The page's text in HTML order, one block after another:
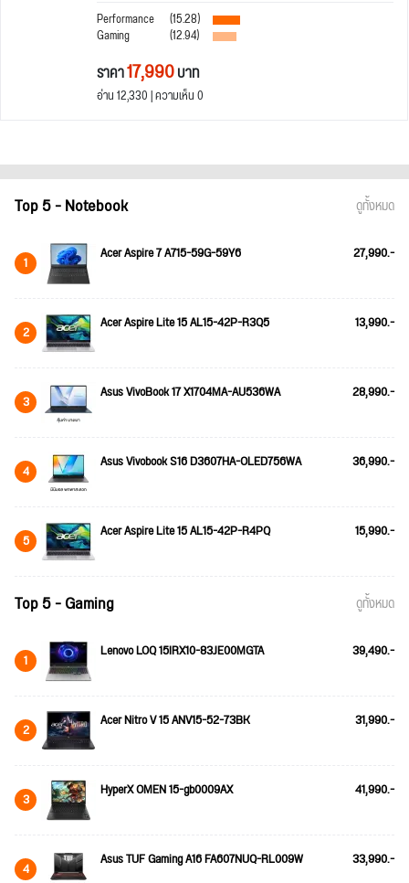
Performance
(15.28)
Gaming (12.94)
ราคา17,990บาท
อ่าน 12,330 | ความเห็น 0
Top 5 - Notebook ดูทั้งหมด
1 Acer Aspire 7 A715-59G-59Y6 27,990.-
2 Acer Aspire Lite 15 AL15-42P-R3Q5 13,990.-
3 Asus VivoBook 17 X1704MA-AU536WA 28,990.-
4 Asus Vivobook S16 D3607HA-OLED756WA 36,990.-
5 Acer Aspire Lite 15 AL15-42P-R4PQ 15,990.-
Top 5 - Gaming ดูทั้งหมด
1 Lenovo LOQ 15IRX10-83JE00MGTA 39,490.-
2 Acer Nitro V 15 ANV15-52-73BK 31,990.-
3 HyperX OMEN 15-gb0009AX 41,990.-
4 Asus TUF Gaming A16 FA607NUQ-RL009W 33,990.-